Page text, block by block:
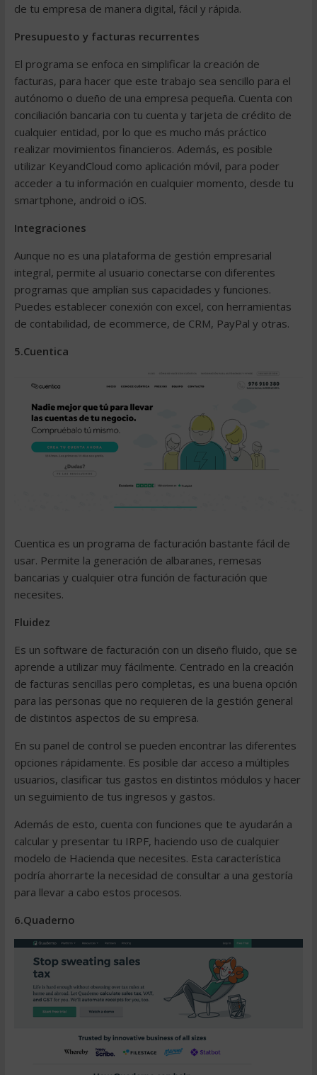
de tu empresa de manera digital, fácil y rápida.
Presupuesto y facturas recurrentes
El programa se enfoca en simplificar la creación de
facturas, para hacer que este trabajo sea sencillo para el
autónomo o dueño de una empresa pequeña. Cuenta con
conciliación bancaria con tu cuenta y tarjeta de crédito de
cualquier entidad, por lo que es mucho más práctico
realizar movimientos financieros. Además, es posible
utilizar KeyandCloud como aplicación móvil, para poder
acceder a tu información en cualquier momento, desde tu
smartphone, android o iOS.
Integraciones
Aunque no es una plataforma de gestión empresarial
integral, permite al usuario conectarse con diferentes
programas que amplían sus capacidades y funciones.
Puedes establecer conexión con excel, con herramientas
de contabilidad, de ecommerce, de CRM, PayPal y otras.
5.Cuentica
Cuentica es un programa de facturación bastante fácil de
usar. Permite la generación de albaranes, remesas
bancarias y cualquier otra función de facturación que
necesites.
Fluidez
Es un software de facturación con un diseño fluido, que se
aprende a utilizar muy fácilmente. Centrado en la creación
de facturas sencillas pero completas, es una buena opción
para las personas que no requieren de la gestión general
de distintos aspectos de su empresa.
En su panel de control se pueden encontrar las diferentes
opciones rápidamente. Es posible dar acceso a múltiples
usuarios, clasificar tus gastos en distintos módulos y hacer
un seguimiento de tus ingresos y gastos.
Además de esto, cuenta con funciones que te ayudarán a
calcular y presentar tu IRPF, haciendo uso de cualquier
modelo de Hacienda que necesites. Esta característica
podría ahorrarte la necesidad de consultar a una gestoría
para llevar a cabo estos procesos.
6.Quaderno